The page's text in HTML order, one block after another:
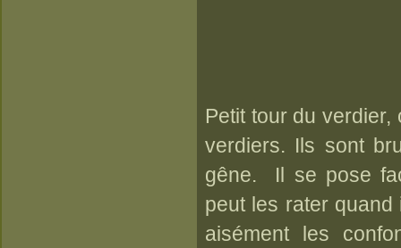
Petit tour du
verdiers. Ils sont
gêne. Il se pose
peut les rater
aisément les